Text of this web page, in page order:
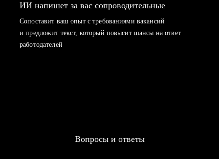
ИИ напишет за вас сопроводительные
Сопоставит ваш опыт с требованиями вакансий
и предложит текст, который повысит шансы на ответ
работодателей
Вопросы и ответы